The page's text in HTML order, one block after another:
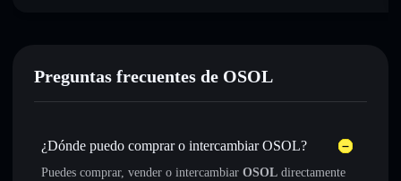
Preguntas frecuentes de OSOL
¿Dónde puedo comprar o intercambiar OSOL?
Puedes comprar, vender o intercambiar OSOL directamente